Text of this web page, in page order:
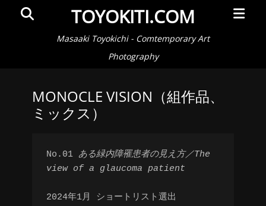
TOYOKITI.COM
Masaaki Toyokichi - Comtemporary Art
Photography
メ
イ
MONOCLE VISION（組作品、
ミックス）
No.01 ある緑内障罹患者の見え方／The
view of a glaucoma patient
2024年1月 ショートリスト選出